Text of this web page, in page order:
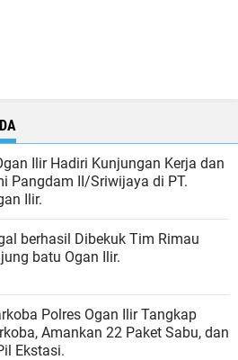
Ilir Hadiri Kunjungan Kerja dan
Pangdam II/Sriwijaya di PT.
Ilir.
Rimau
batu Ogan Ilir.
Polres Ogan Ilir Tangkap
Amankan 22 Paket Sabu, dan
Ekstasi.